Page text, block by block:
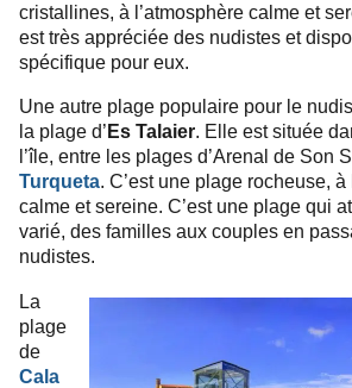
cristallines, à l’atmosphère calme et
est très appréciée des nudistes et
spécifique pour eux.
Une autre plage populaire pour le
la plage d’ Es Talaier. Elle est située
l’île, entre les plages d’Arenal de Son
Turqueta. C’est une plage rocheuse, à
calme et sereine. C’est une plage qui
varié, des familles aux couples en
nudistes.
La
plage
de
Cala